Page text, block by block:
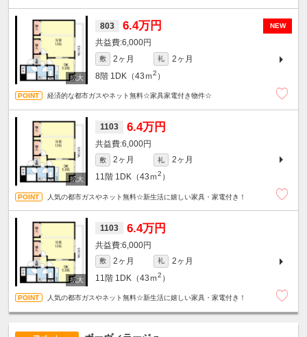
NEW
803 6.4万円
6,000円
敷 2ヶ月 礼
2ヶ月
8階 1DK（43ｍ2 ）
経済的な都市ガスやネット無料☆家具家電付き物件☆
1103 6.4万円
6,000円
敷 2ヶ月 礼
2ヶ月
11階 1DK（43ｍ2 ）
人気の都市ガスやネット無料☆新生活に嬉しい家具・家電付き！
1103 6.4万円
6,000円
敷 2ヶ月 礼
2ヶ月
11階 1DK（43ｍ2 ）
人気の都市ガスやネット無料☆新生活に嬉しい家具・家電付き！